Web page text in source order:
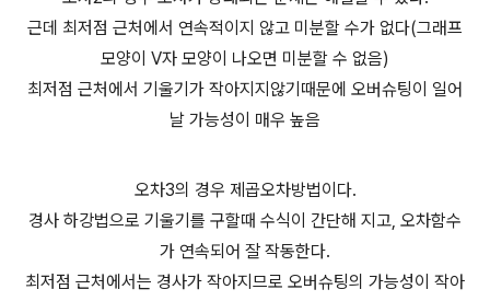
근데 최저점 근처에서 연속적이지 않고 미분할 수가 없다(그래프
모양이 V자 모양이 나오면 미분할 수 없음)
최저점 근처에서 기울기가 작아지지않기때문에 오버슈팅이 일어
날 가능성이 매우 높음
오차3의 경우 제곱오차방법이다.
경사 하강법으로 기울기를 구할때 수식이 간단해 지고, 오차함수
가 연속되어 잘 작동한다.
최저점 근처에서는 경사가 작아지므로 오버슈팅의 가능성이 작아